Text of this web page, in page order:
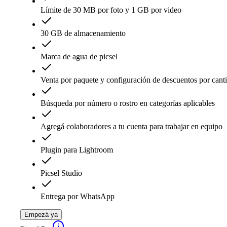
Límite de 30 MB por foto y 1 GB por video
30 GB de almacenamiento
Marca de agua de picsel
Venta por paquete y configuración de descuentos por
Búsqueda por número o rostro en categorías aplicables
Agregá colaboradores a tu cuenta para trabajar en equipo
Plugin para Lightroom
Picsel Studio
Entrega por WhatsApp
Empezá ya